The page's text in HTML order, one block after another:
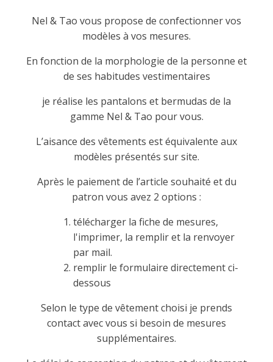
Nel & Tao vous propose de confectionner vos
modèles à vos mesures.
En fonction de la morphologie de la personne et
de ses habitudes vestimentaires
je réalise les pantalons et bermudas de la
gamme Nel & Tao pour vous.
L’aisance des vêtements est équivalente aux
modèles présentés sur site.
Après le paiement de l’article souhaité et du
patron vous avez 2 options :
télécharger la fiche de mesures,
l'imprimer, la remplir et la renvoyer
par mail.
remplir le formulaire directement ci-
dessous
Selon le type de vêtement choisi je prends
contact avec vous si besoin de mesures
supplémentaires.